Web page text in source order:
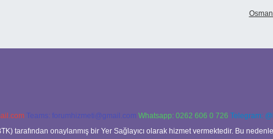
Teams: forumhizmeti@gmail.com Whatsapp: 0262 606 0 726 Telegram:
tarafından onaylanmış bir Yer Sağlayıcı olarak hizmet vermektedir. Bu